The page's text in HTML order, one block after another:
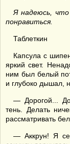
Я надеюсь, что
понравиться.
Таблеткин
Капсула с
яркий свет.
ним был белый
и глубоко дышал,
— Дорогой...
тень. Делать
рассматривать
— Аккрун! Я